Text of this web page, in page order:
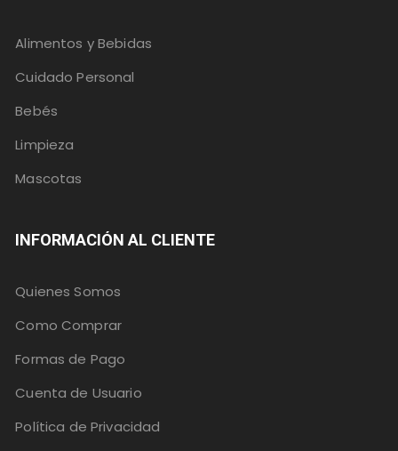
Alimentos y Bebidas
Cuidado Personal
Bebés
Limpieza
Mascotas
INFORMACIÓN AL CLIENTE
Quienes Somos
Como Comprar
Formas de Pago
Cuenta de Usuario
Política de Privacidad